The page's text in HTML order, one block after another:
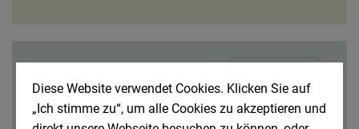
Veranstaltungen
Veranstaltungen
Diese Website verwendet Cookies. Klicken Sie auf
„Ich stimme zu“, um alle Cookies zu akzeptieren und